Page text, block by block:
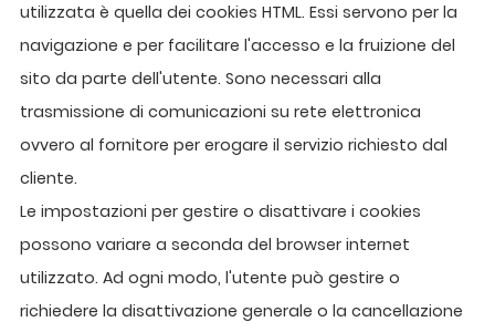
utilizzata è quella dei cookies HTML. Essi servono per la
navigazione e per facilitare l'accesso e la fruizione del
sito da parte dell'utente. Sono necessari alla
trasmissione di comunicazioni su rete elettronica
ovvero al fornitore per erogare il servizio richiesto dal
cliente.
Le impostazioni per gestire o disattivare i cookies
possono variare a seconda del browser internet
utilizzato. Ad ogni modo, l'utente può gestire o
richiedere la disattivazione generale o la cancellazione